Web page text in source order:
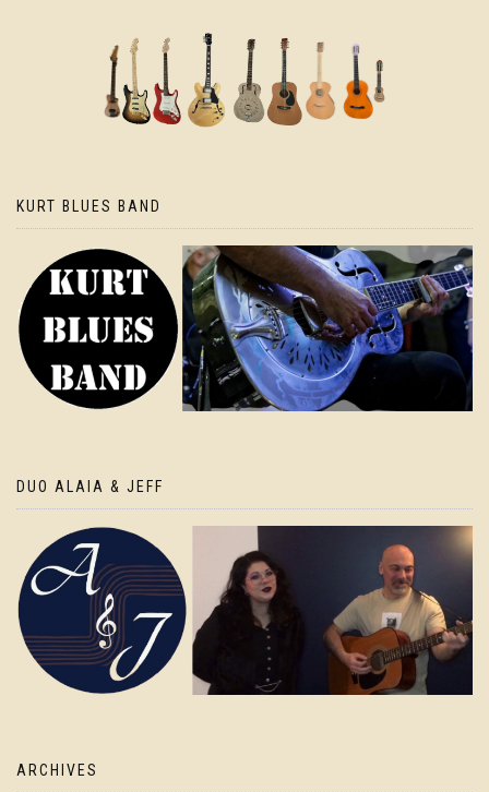
KURT BLUES BAND
DUO ALAIA & JEFF
ARCHIVES